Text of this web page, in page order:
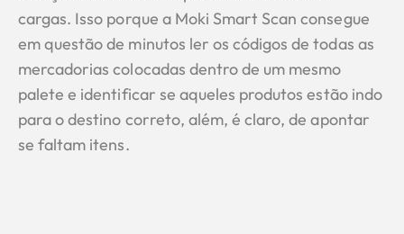
cargas. Isso porque a Moki Smart Scan consegue
em questão de minutos ler os códigos de todas as
mercadorias colocadas dentro de um mesmo
palete e identificar se aqueles produtos estão indo
para o destino correto, além, é claro, de apontar
se faltam itens.